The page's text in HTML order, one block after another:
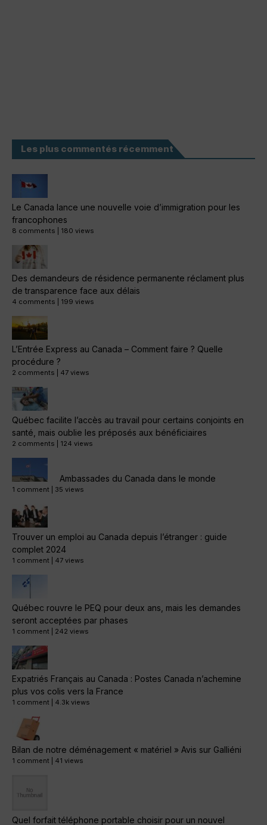
Les plus commentés récemment
Le Canada lance une nouvelle voie d’immigration pour les
francophones
8 comments 180 views
Des demandeurs de résidence permanente réclament plus
de transparence face aux délais
4 comments 199 views
L’Entrée Express au Canada – Comment faire ? Quelle
procédure ?
2 comments 47 views
Québec facilite l’accès au travail pour certains conjoints en
santé, mais oublie les préposés aux bénéficiaires
2 comments 124 views
Ambassades du Canada dans le monde
1 comment 35 views
Trouver un emploi au Canada depuis l’étranger : guide
complet 2024
1 comment 47 views
Québec rouvre le PEQ pour deux ans, mais les demandes
seront acceptées par phases
1 comment 242 views
Expatriés Français au Canada : Postes Canada n’achemine
plus vos colis vers la France
1 comment 4.3k views
Bilan de notre déménagement « matériel » Avis sur Galliéni
1 comment 41 views
Quel forfait téléphone portable choisir pour un nouvel